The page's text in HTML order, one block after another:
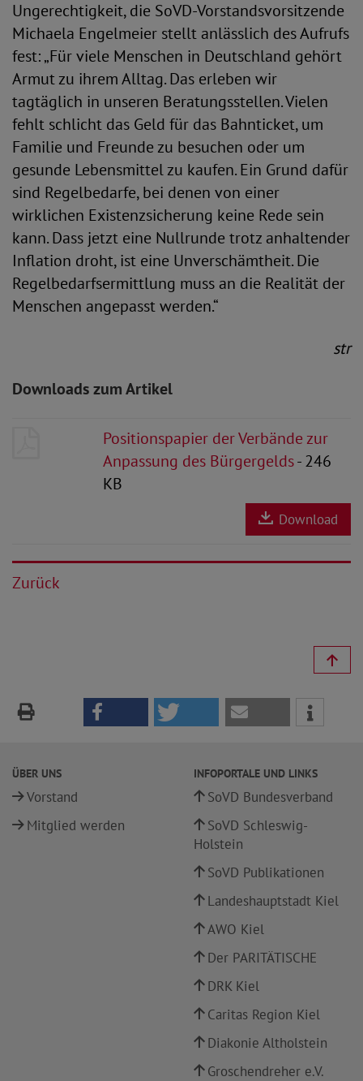
Ungerechtigkeit, die SoVD-Vorstandsvorsitzende
Michaela Engelmeier stellt anlässlich des Aufrufs
fest: „Für viele Menschen in Deutschland gehört
Armut zu ihrem Alltag. Das erleben wir
tagtäglich in unseren Beratungsstellen. Vielen
fehlt schlicht das Geld für das Bahnticket, um
Familie und Freunde zu besuchen oder um
gesunde Lebensmittel zu kaufen. Ein Grund dafür
sind Regelbedarfe, bei denen von einer
wirklichen Existenzsicherung keine Rede sein
kann. Dass jetzt eine Nullrunde trotz anhaltender
Inflation droht, ist eine Unverschämtheit. Die
Regelbedarfsermittlung muss an die Realität der
Menschen angepasst werden.“
str
Downloads zum Artikel
Positionspapier der Verbände zur
Anpassung des Bürgergelds- 246
KB
Download
Zurück
ÜBER UNS
Vorstand
Mitglied werden
INFOPORTALE UND LINKS
SoVD Bundesverband
SoVD Schleswig-
Holstein
SoVD Publikationen
Landeshauptstadt Kiel
AWO Kiel
Der PARITÄTISCHE
DRK Kiel
Caritas Region Kiel
Diakonie Altholstein
Groschendreher e.V.